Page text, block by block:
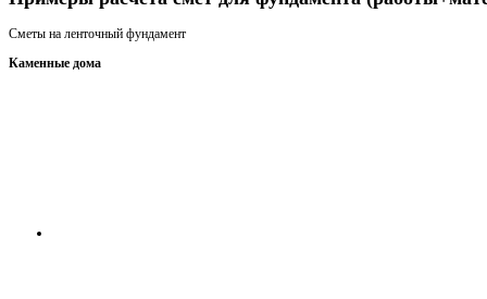
Сметы на ленточный фундамент
Каменные дома